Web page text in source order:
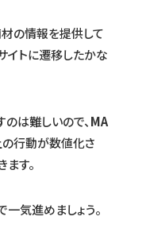
の情報を提供して
イトに遷移したかな
は難しいので、MA
行動が数値化さ
す。
気進めましょう。